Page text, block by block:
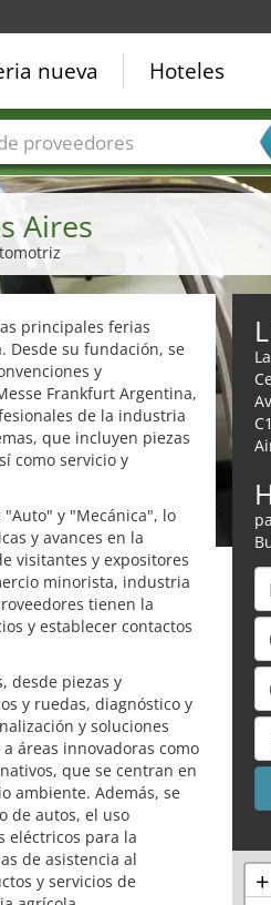
Aires
principales ferias
Desde su fundación, se
y
Frankfurt Argentina,
de la industria
que incluyen piezas
como servicio y
y "Mecánica", lo
y avances en la
visitantes y expositores
minorista, industria
tienen la
y establecer contactos
desde piezas y
y ruedas, diagnóstico y
y soluciones
áreas innovadoras como
que se centran en
ambiente. Además, se
de autos, el uso
eléctricos para la
de asistencia al
y servicios de
+
nueva Hoteles
Sectores de proveedor de servicios